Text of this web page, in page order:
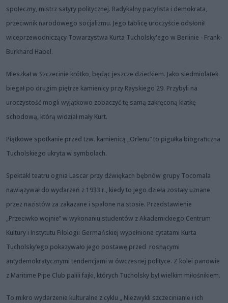
społeczny, mistrz satyry politycznej. Radykalny pacyfista i demokrata,
przeciwnik narodowego socjalizmu. Jego tablicę uroczyście odsłonił
wiceprzewodniczący Towarzystwa Kurta Tucholsky'ego w Berlinie - Frank-
Burkhard Habel.
Mieszkał w Szczecinie krótko, będąc jeszcze dzieckiem. Jako siedmiolatek
biegał po drugim piętrze kamienicy przy Rayskiego 29. Przybyli na
uroczystość mogli wyjątkowo zobaczyć tę samą zakręconą klatkę
schodową, którą widział mały Kurt.
Piątkowe spotkanie przed tzw. kamienicą „Orlenu” to pigułka biograficzna
Tucholskiego ukryta w symbolach.
Spektakl teatru ognia Lascar przy dźwiękach bębnów grupy Tocomala
nawiązywał do wydarzeń z 1933 r., kiedy to jego dzieła zostały uznane
przez nazistów za zakazane i spalone na stosie. Przedstawienie
„Przeciwko wojnie” w wykonaniu studentów z Akademickiego Centrum
Kultury i Instytutu Filologii Germańskiej wypełnione cytatami Kurta
Tucholsky’ego pokazywało jego postawę przed rosnącymi
antydemokratycznymi tendencjami w ówczesnej polityce. Z kolei panowie
z Maritime Pipe Club palili fajki, których Tucholsky był wielkim miłośnikiem.
To mikro wydarzenie kulturalne z cyklu „ Niezwykli szczecinianie i ich